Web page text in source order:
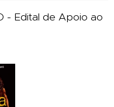
- Edital de Apoio ao